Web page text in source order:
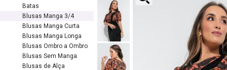
Batas
Blusas Manga 3/4
Blusas Manga Curta
Blusas Manga Longa
Blusas Ombro a Ombro
Blusas Sem Manga
Blusas de Alça